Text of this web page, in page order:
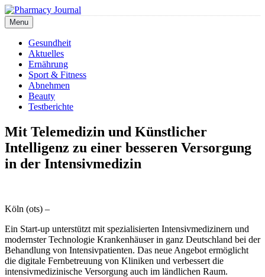
Skip
to
content
Pharmacy Journal
Menu
Gesundheit
Aktuelles
Ernährung
Sport & Fitness
Abnehmen
Beauty
Testberichte
Mit Telemedizin und Künstlicher
Intelligenz zu einer besseren Versorgung
in der Intensivmedizin
Köln (ots) –
Ein Start-up unterstützt mit spezialisierten Intensivmedizinern und
modernster Technologie Krankenhäuser in ganz Deutschland bei der
Behandlung von Intensivpatienten. Das neue Angebot ermöglicht
die digitale Fernbetreuung von Kliniken und verbessert die
intensivmedizinische Versorgung auch im ländlichen Raum.